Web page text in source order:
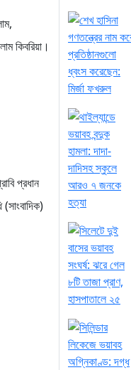
কিবরিয়া।
প্রধান